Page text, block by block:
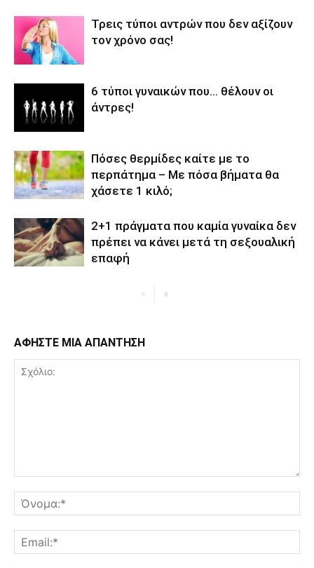
Τρεις τύποι αντρών που δεν αξίζουν
τον χρόνο σας!
6 τύποι γυναικών που… θέλουν οι
άντρες!
Πόσες θερμίδες καίτε με το
περπάτημα – Με πόσα βήματα θα
χάσετε 1 κιλό;
2+1 πράγματα που καμία γυναίκα δεν
πρέπει να κάνει μετά τη σεξουαλική
επαφή
ΑΦΗΣΤΕ ΜΙΑ ΑΠΑΝΤΗΣΗ